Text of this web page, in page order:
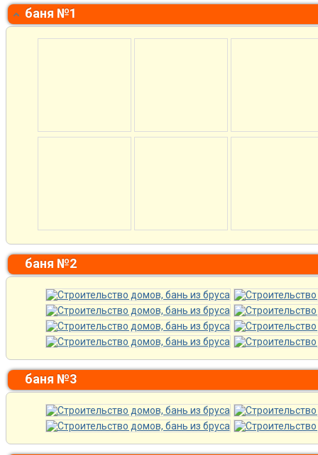
баня №1
баня №2
баня №3